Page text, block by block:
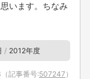
います。ちなみ
2012年度
（記事番号:507247 ）